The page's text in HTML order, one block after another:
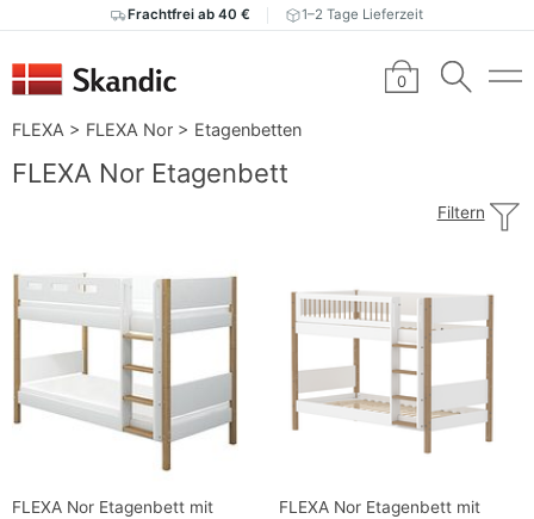
Frachtfrei ab 40 € 1–2 Tage Lieferzeit
0
FLEXA > FLEXA Nor > Etagenbetten
FLEXA Nor Etagenbett
Filtern
FLEXA Nor Etagenbett mit
FLEXA Nor Etagenbett mit